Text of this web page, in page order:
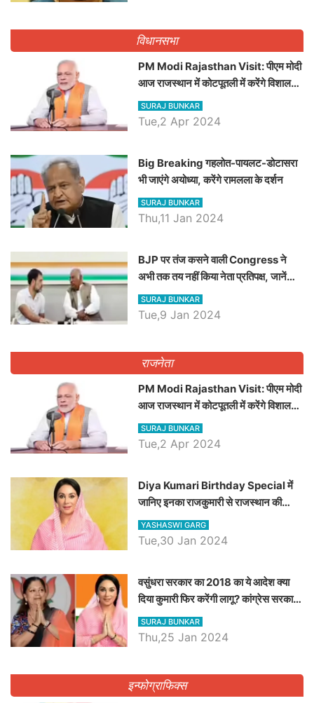
विधानसभा
PM Modi Rajasthan Visit: पीएम मोदी
आज राजस्थान में कोटपूतली में करेंगे विशाल
रैली, एक सभा से 8 सीटों पर साधेगें निशाना
SURAJ BUNKAR
Tue,2 Apr 2024
Big Breaking गहलोत-पायलट-डोटासरा
भी जाएंगे अयोध्या, करेंगे रामलला के दर्शन
SURAJ BUNKAR
Thu,11 Jan 2024
BJP पर तंज कसने वाली Congress ने
अभी तक तय नहीं किया नेता प्रतिपक्ष, जानें
कौन होगा दावेदार
SURAJ BUNKAR
Tue,9 Jan 2024
राजनेता
PM Modi Rajasthan Visit: पीएम मोदी
आज राजस्थान में कोटपूतली में करेंगे विशाल
रैली, एक सभा से 8 सीटों पर साधेगें निशाना
SURAJ BUNKAR
Tue,2 Apr 2024
Diya Kumari Birthday Special में
जानिए इनका राजकुमारी से राजस्थान की
डिप्टी सीएम बनने तक का सफर, एक क्लिक में
जाने पूरा जीवन परिचय
YASHASWI GARG
Tue,30 Jan 2024
वसुंधरा सरकार का 2018 का ये आदेश क्या
दिया कुमारी फिर करेंगी लागू? कांग्रेस सरकार
ने किया था निरस्त
SURAJ BUNKAR
Thu,25 Jan 2024
इन्फोग्राफिक्स